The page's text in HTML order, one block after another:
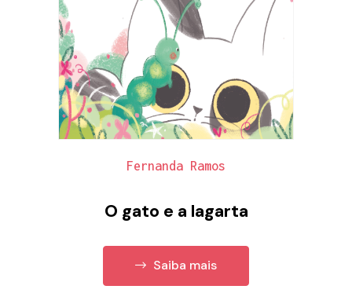
Fernanda Ramos
O gato e a lagarta
Saiba mais